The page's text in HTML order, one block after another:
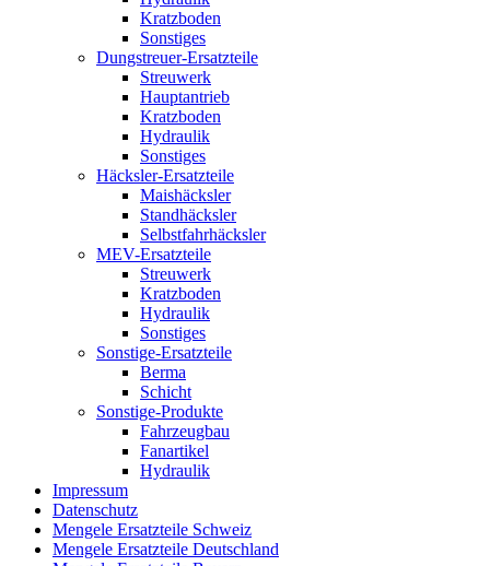
Kratzboden
Sonstiges
Dungstreuer-Ersatzteile
Streuwerk
Hauptantrieb
Kratzboden
Hydraulik
Sonstiges
Häcksler-Ersatzteile
Maishäcksler
Standhäcksler
Selbstfahrhäcksler
MEV-Ersatzteile
Streuwerk
Kratzboden
Hydraulik
Sonstiges
Sonstige-Ersatzteile
Berma
Schicht
Sonstige-Produkte
Fahrzeugbau
Fanartikel
Hydraulik
Impressum
Datenschutz
Mengele Ersatzteile Schweiz
Mengele Ersatzteile Deutschland